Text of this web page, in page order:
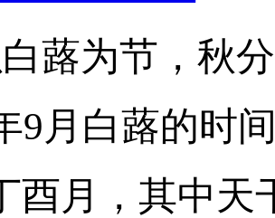
蕗为节，秋
9月白蕗的时
酉月，其中天